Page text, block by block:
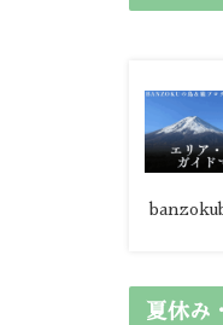
夏休み